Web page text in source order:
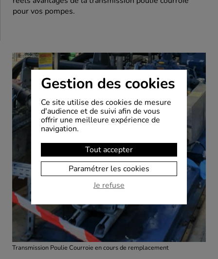
Transmission Poulie Courroie en cours de remplacement
pour vos pompes.
Gestion des cookies
Ce site utilise des cookies de mesure
d'audience et de suivi afin de vous
offrir une meilleure expérience de
navigation.
Tout accepter
Paramétrer les cookies
Je refuse